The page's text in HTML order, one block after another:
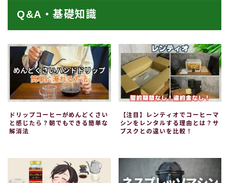
Q&A・基礎知識
ドリップコーヒーがめんどくさい
と感じたら？朝でもできる簡単な
解消法
【注目】レンティオでコーヒーマ
シンをレンタルする理由とは？サ
ブスクとの違いを比較！